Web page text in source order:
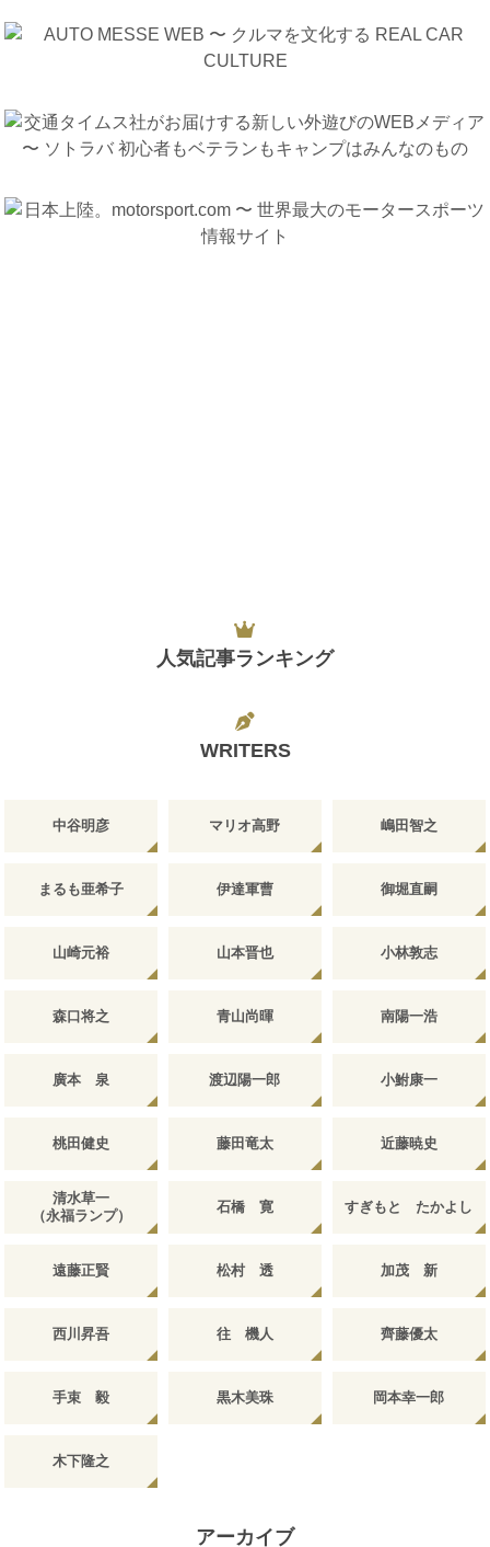
人気記事ランキング
WRITERS
中谷明彦 マリオ高野 嶋田智之
まるも亜希子 伊達軍曹 御堀直嗣
山崎元裕 山本晋也 小林敦志
森口将之 青山尚暉 南陽一浩
廣本 泉 渡辺陽一郎 小鮒康一
桃田健史 藤田竜太 近藤暁史
清水草一
（永福ランプ）
石橋 寛 すぎもと たかよし
遠藤正賢 松村 透 加茂 新
西川昇吾 往 機人 齊藤優太
手束 毅 黒木美珠 岡本幸一郎
木下隆之
アーカイブ